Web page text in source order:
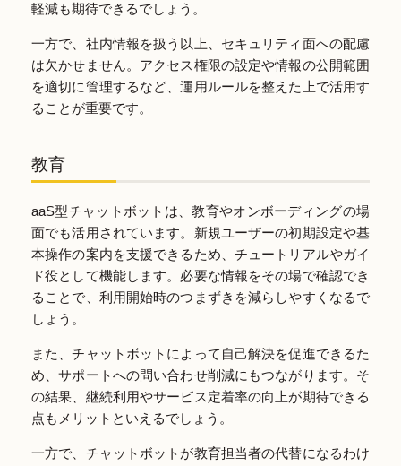
軽減も期待できるでしょう。
一方で、社内情報を扱う以上、セキュリティ面への配慮
は欠かせません。アクセス権限の設定や情報の公開範囲
を適切に管理するなど、運用ルールを整えた上で活用す
ることが重要です。
教育
aaS型チャットボットは、教育やオンボーディングの場
面でも活用されています。新規ユーザーの初期設定や基
本操作の案内を支援できるため、チュートリアルやガイ
ド役として機能します。必要な情報をその場で確認でき
ることで、利用開始時のつまずきを減らしやすくなるで
しょう。
また、チャットボットによって自己解決を促進できるた
め、サポートへの問い合わせ削減にもつながります。そ
の結果、継続利用やサービス定着率の向上が期待できる
点もメリットといえるでしょう。
一方で、チャットボットが教育担当者の代替になるわけ